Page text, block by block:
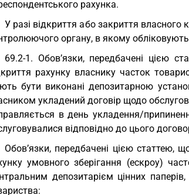
рахунка.
У разі відкриття або закриття
органу, в якому
69.2-1. Обов’язки, передбачені цією
рахунку власнику часток
бути виконані депозитарною
укладений договір щодо
в день укладення/
відповідно до цього
Обов’язки, передбачені цією статтею,
умовного зберігання (ескроу)
депозитарієм цінних